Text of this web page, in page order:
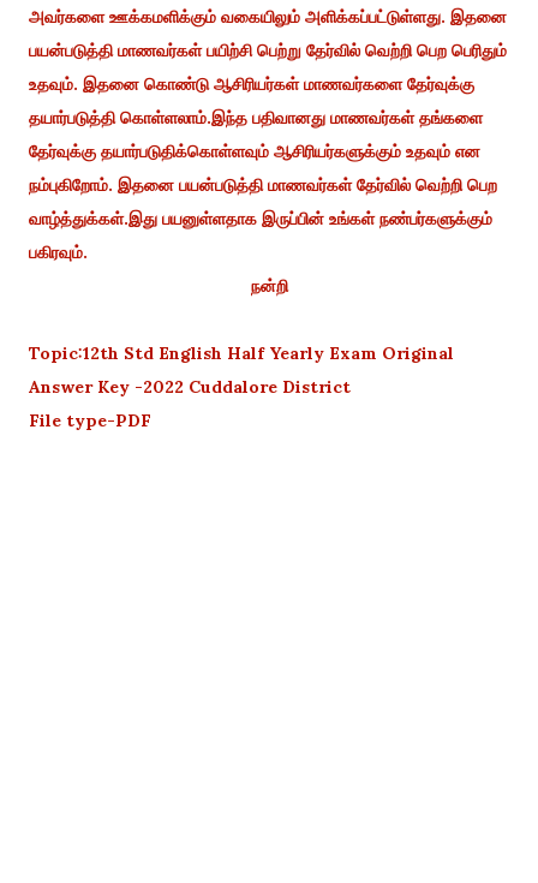
அவர்களை ஊக்கமளிக்கும் வகையிலும் அளிக்கப்பட்டுள்ளது. இதனை
பயன்படுத்தி மாணவர்கள் பயிற்சி பெற்று தேர்வில் வெற்றி பெற பெரிதும்
உதவும். இதனை கொண்டு ஆசிரியர்கள் மாணவர்களை தேர்வுக்கு
தயார்படுத்தி கொள்ளலாம்.இந்த பதிவானது மாணவர்கள் தங்களை
தேர்வுக்கு தயார்படுதிக்கொள்ளவும் ஆசிரியர்களுக்கும் உதவும் என
நம்புகிறோம். இதனை பயன்படுத்தி மாணவர்கள் தேர்வில் வெற்றி பெற
வாழ்த்துக்கள்.இது பயனுள்ளதாக இருப்பின் உங்கள் நண்பர்களுக்கும்
பகிரவும்.
நன்றி
Topic:12th Std English Half Yearly Exam Original
Answer Key -2022 Cuddalore District
File type-PDF